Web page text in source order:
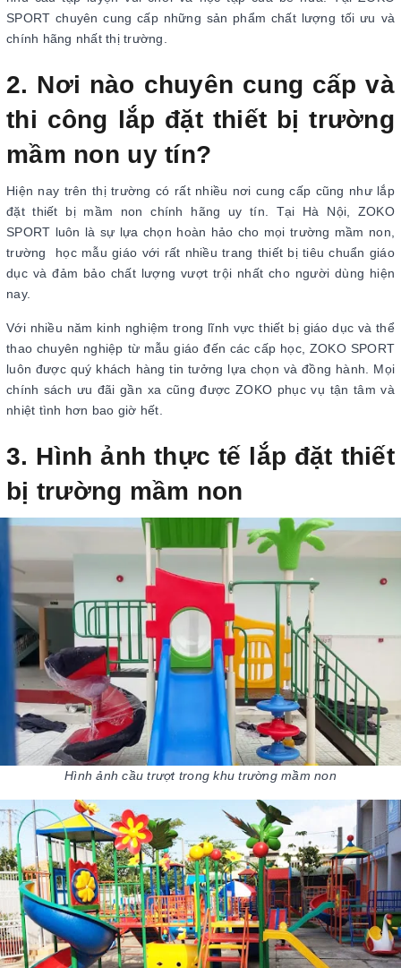
SPORT chuyên cung cấp những sản phẩm chất lượng tối ưu và
chính hãng nhất thị trường.
2. Nơi nào chuyên cung cấp và
thi công lắp đặt thiết bị trường
mầm non uy tín?
Hiện nay trên thị trường có rất nhiều nơi cung cấp cũng như lắp
đặt thiết bị mầm non chính hãng uy tín. Tại Hà Nội, ZOKO
SPORT luôn là sự lựa chọn hoàn hảo cho mọi trường mầm non,
trường học mẫu giáo với rất nhiều trang thiết bị tiêu chuẩn giáo
dục và đảm bảo chất lượng vượt trội nhất cho người dùng hiện
nay.
Với nhiều năm kinh nghiệm trong lĩnh vực thiết bị giáo dục và thể
thao chuyên nghiệp từ mẫu giáo đến các cấp học, ZOKO SPORT
luôn được quý khách hàng tin tưởng lựa chọn và đồng hành. Mọi
chính sách ưu đãi gần xa cũng được ZOKO phục vụ tận tâm và
nhiệt tình hơn bao giờ hết.
3. Hình ảnh thực tế lắp đặt thiết
bị trường mầm non
Hình ảnh cầu trượt trong khu trường mầm non